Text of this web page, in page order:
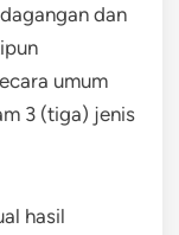
dan
umum
3 (tiga) jenis
hasil